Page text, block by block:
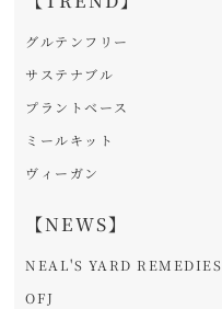
グルテンフリー
サステナブル
プラントベース
ミールキット
ヴィーガン
【NEWS】
NEAL'S YARD REMEDIES
OFJ